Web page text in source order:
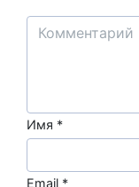
Имя *
Email *